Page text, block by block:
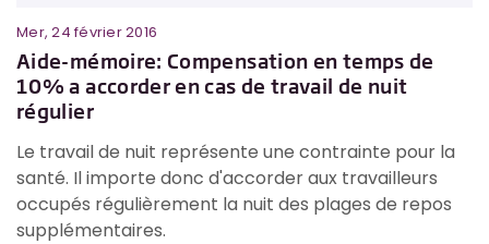
Mer, 24 février 2016
Aide-mémoire: Compensation en temps de
10% a accorder en cas de travail de nuit
régulier
Le travail de nuit représente une contrainte pour la
santé. Il importe donc d'accorder aux travailleurs
occupés régulièrement la nuit des plages de repos
supplémentaires.